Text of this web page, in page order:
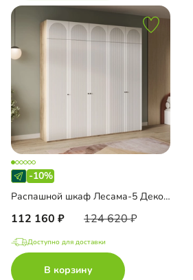
-10%
Распашной шкаф Лесама-5 Декор 1 с антресолью
112 160 124 620
Доступно для доставки
В корзину